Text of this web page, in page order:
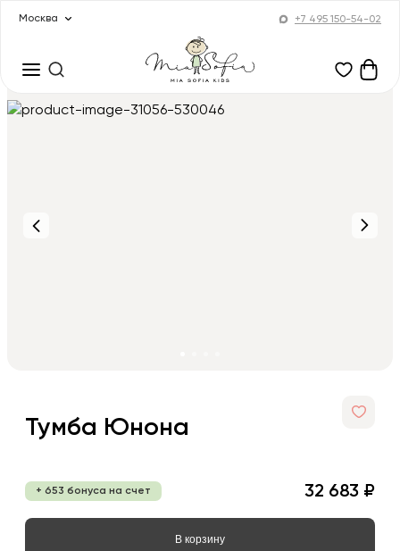
Москва +7 495 150-54-02
Тумба Юнона
+ 653 бонуса на счет 32 683 ₽
В корзину